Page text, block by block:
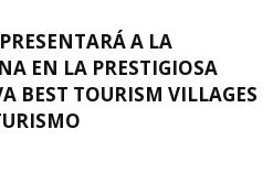
A LA
EN LA PRESTIGIOSA
BEST TOURISM VILLAGES